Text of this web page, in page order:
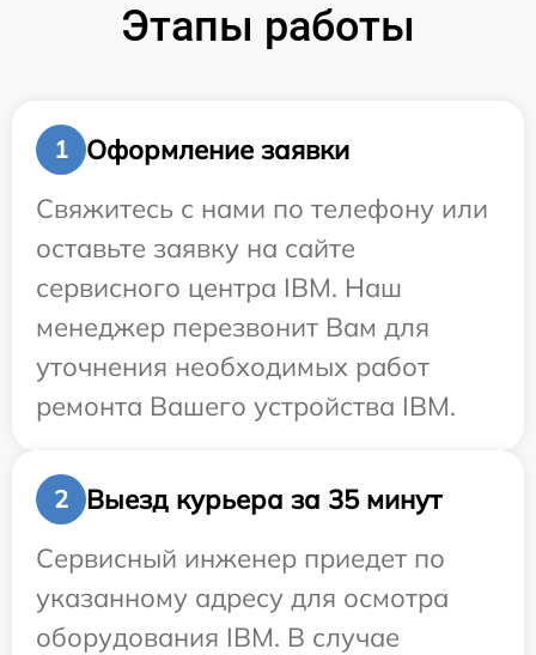
Этапы работы
1
Оформление заявки
Свяжитесь с нами по телефону или
оставьте заявку на сайте
сервисного центра IBM. Наш
менеджер перезвонит Вам для
уточнения необходимых работ
ремонта Вашего устройства IBM.
2
Выезд курьера за 35 минут
Сервисный инженер приедет по
указанному адресу для осмотра
оборудования IBM. В случае